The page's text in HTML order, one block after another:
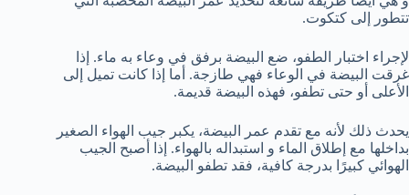
تتطور إلى كتكوت.
لإجراء اختبار الطفو، ضع البيضة برفق في وعاء به ماء. إذا
غرقت البيضة في الوعاء فهي طازجة. أما إذا كانت تميل إلى
الأعلى أو حتى تطفو، فهذه البيضة قديمة.
يحدث ذلك لأنه مع تقدم عمر البيضة، يكبر جيب الهواء الصغير
بداخلها مع إطلاق الماء و استبداله بالهواء. إذا أصبح الجيب
الهوائي كبيرًا بدرجة كافية، فقد تطفو البيضة.